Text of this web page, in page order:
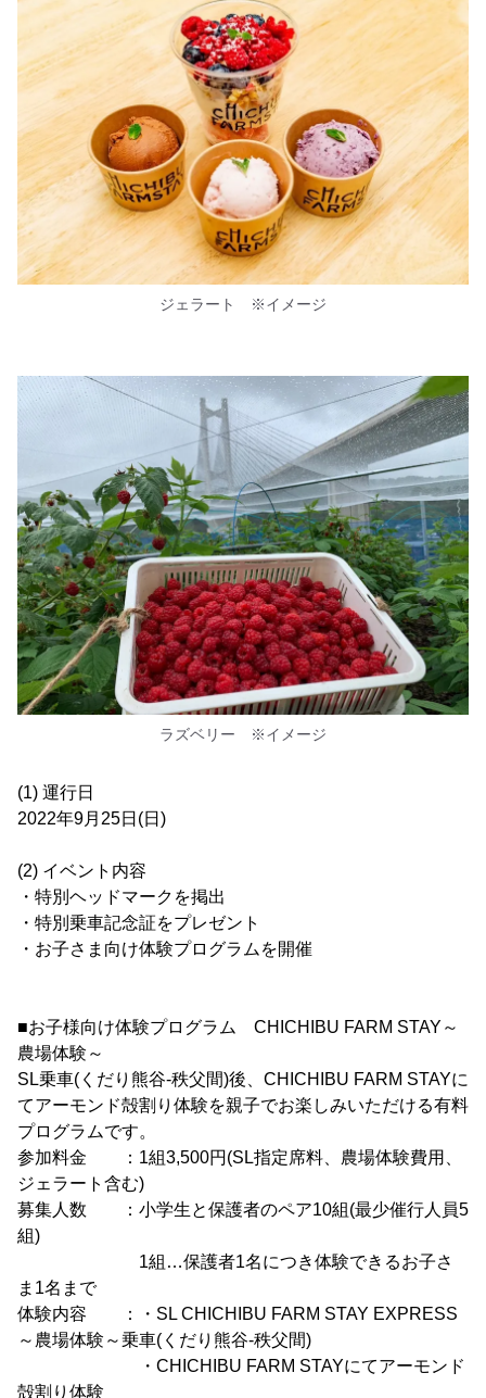
ジェラート ※イメージ
ラズベリー ※イメージ
(1) 運行日
2022年9月25日(日)
(2) イベント内容
・特別ヘッドマークを掲出
・特別乗車記念証をプレゼント
・お子さま向け体験プログラムを開催
■お子様向け体験プログラム CHICHIBU FARM STAY～
農場体験～
SL乗車(くだり熊谷-秩父間)後、CHICHIBU FARM STAYに
てアーモンド殻割り体験を親子でお楽しみいただける有料
プログラムです。
参加料金 ：1組3,500円(SL指定席料、農場体験費用、
ジェラート含む)
募集人数 ：小学生と保護者のペア10組(最少催行人員5
組)
1組…保護者1名につき体験できるお子さ
ま1名まで
体験内容 ：・SL CHICHIBU FARM STAY EXPRESS
～農場体験～乗車(くだり熊谷-秩父間)
・CHICHIBU FARM STAYにてアーモンド
殻割り体験